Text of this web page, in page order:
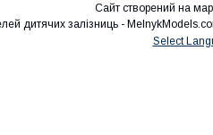
Сайт створений на
Select